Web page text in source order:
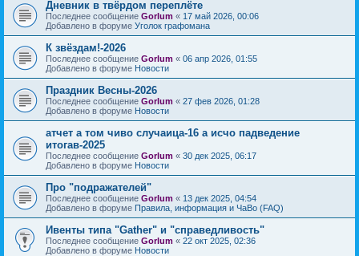
Дневник в твёрдом переплёте
Последнее сообщение Gorlum « 17 май 2026, 00:06
Добавлено в форуме Уголок графомана
К звёздам!-2026
Последнее сообщение Gorlum « 06 апр 2026, 01:55
Добавлено в форуме Новости
Праздник Весны-2026
Последнее сообщение Gorlum « 27 фев 2026, 01:28
Добавлено в форуме Новости
атчет а том чиво случаица-16 а исчо падведение
итогав-2025
Последнее сообщение Gorlum « 30 дек 2025, 06:17
Добавлено в форуме Новости
Про "подражателей"
Последнее сообщение Gorlum « 13 дек 2025, 04:54
Добавлено в форуме Правила, информация и ЧаВо (FAQ)
Ивенты типа "Gather" и "справедливость"
Последнее сообщение Gorlum « 22 окт 2025, 02:36
Добавлено в форуме Новости